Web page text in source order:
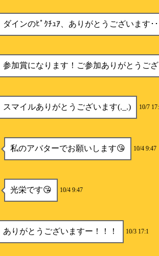
ダインのﾋﾟｸﾁｭｱ、ありがとうございます･
参加賞になります！ご参加ありがとうご
スマイルありがとうございます(._.) 10/7
私のアバターでお願いします😘 10/4 9:47
光栄です😘 10/4 9:47
ありがとうございますー！！！ 10/3 17:1